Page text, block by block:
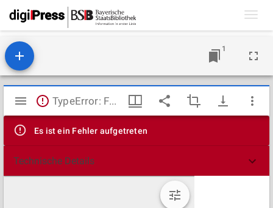
1
Mirador
Viewer
TypeError: Failed to fetch
Es ist ein Fehler aufgetreten
Technische Details